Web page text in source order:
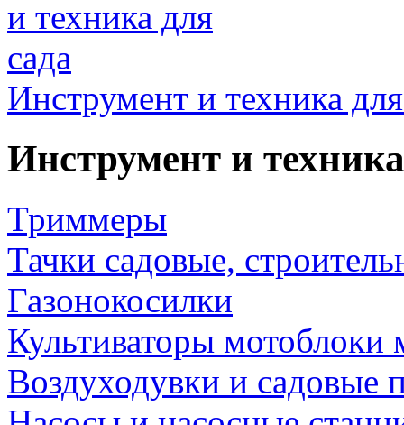
Инструмент и техника
Инструмент и
Триммеры
Тачки садовые,
Газонокосилки
Культиваторы мотоблоки
Воздуходувки и садовые